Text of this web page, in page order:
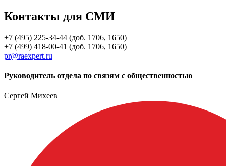
Контакты для СМИ
+7 (495) 225-34-44 (доб. 1706, 1650)
+7 (499) 418-00-41 (доб. 1706, 1650)
pr@raexpert.ru
Руководитель отдела по связям с общественностью
Сергей Михеев